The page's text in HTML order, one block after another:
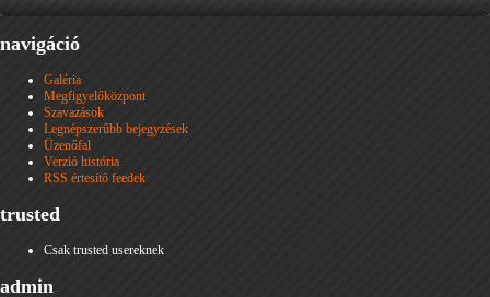
navigáció
Galéria
Megfigyelőközpont
Szavazások
Legnépszerűbb bejegyzések
Üzenőfal
Verzió história
RSS értesítő feedek
trusted
Csak trusted usereknek
admin